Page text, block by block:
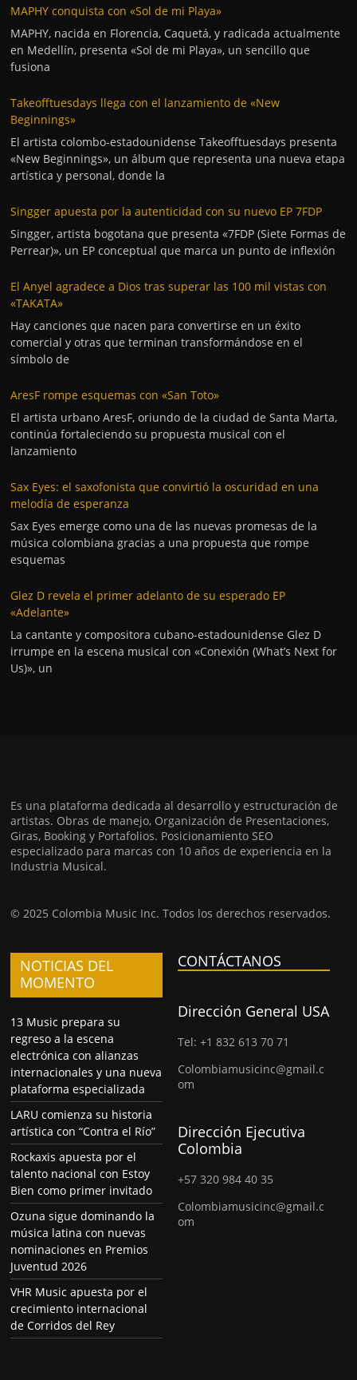
MAPHY conquista con «Sol de mi Playa»
MAPHY, nacida en Florencia, Caquetá, y radicada actualmente
en Medellín, presenta «Sol de mi Playa», un sencillo que
fusiona
Takeofftuesdays llega con el lanzamiento de «New
Beginnings»
El artista colombo-estadounidense Takeofftuesdays presenta
«New Beginnings», un álbum que representa una nueva etapa
artística y personal, donde la
Singger apuesta por la autenticidad con su nuevo EP 7FDP
Singger, artista bogotana que presenta «7FDP (Siete Formas de
Perrear)», un EP conceptual que marca un punto de inflexión
El Anyel agradece a Dios tras superar las 100 mil vistas con
«TAKATA»
Hay canciones que nacen para convertirse en un éxito
comercial y otras que terminan transformándose en el
símbolo de
AresF rompe esquemas con «San Toto»
El artista urbano AresF, oriundo de la ciudad de Santa Marta,
continúa fortaleciendo su propuesta musical con el
lanzamiento
Sax Eyes: el saxofonista que convirtió la oscuridad en una
melodía de esperanza
Sax Eyes emerge como una de las nuevas promesas de la
música colombiana gracias a una propuesta que rompe
esquemas
Glez D revela el primer adelanto de su esperado EP
«Adelante»
La cantante y compositora cubano-estadounidense Glez D
irrumpe en la escena musical con «Conexión (What’s Next for
Us)», un
Es una plataforma dedicada al desarrollo y estructuración de
artistas. Obras de manejo, Organización de Presentaciones,
Giras, Booking y Portafolios. Posicionamiento SEO
especializado para marcas con 10 años de experiencia en la
Industria Musical.
© 2025 Colombia Music Inc. Todos los derechos reservados.
NOTICIAS DEL
MOMENTO
13 Music prepara su
regreso a la escena
electrónica con alianzas
internacionales y una nueva
plataforma especializada
LARU comienza su historia
artística con “Contra el Río”
Rockaxis apuesta por el
talento nacional con Estoy
Bien como primer invitado
Ozuna sigue dominando la
música latina con nuevas
nominaciones en Premios
Juventud 2026
VHR Music apuesta por el
crecimiento internacional
de Corridos del Rey
CONTÁCTANOS
Dirección General USA
Tel: +1 832 613 70 71
Colombiamusicinc@gmail.c
om
Dirección Ejecutiva
Colombia
+57 320 984 40 35
Colombiamusicinc@gmail.c
om